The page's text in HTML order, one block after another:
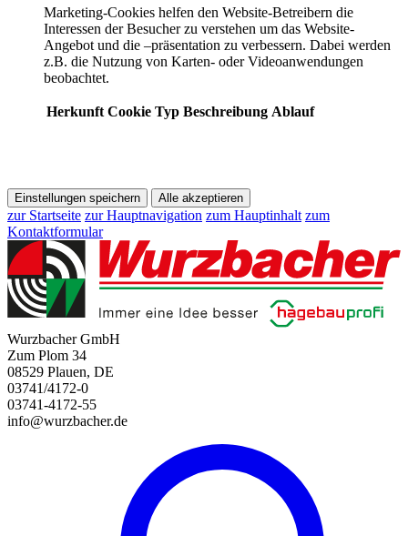
Marketing-Cookies helfen den Website-Betreibern die
Interessen der Besucher zu verstehen um das Website-
Angebot und die –präsentation zu verbessern. Dabei werden
z.B. die Nutzung von Karten- oder Videoanwendungen
beobachtet.
Herkunft Cookie Typ Beschreibung Ablauf
Einstellungen speichern Alle akzeptieren
zur Startseite zur Hauptnavigation zum Hauptinhalt zum
Kontaktformular
Wurzbacher GmbH
Zum Plom 34
08529 Plauen, DE
03741/4172-0
03741-4172-55
info@wurzbacher.de